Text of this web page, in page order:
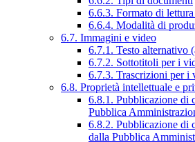
6.6.3. Formato di
6.6.4. Modalità di
6.7. Immagini e video
6.7.1. Testo alternativo
6.7.2. Sottotitoli per i
6.7.3. Trascrizioni per i
6.8. Proprietà intellettuale e
6.8.1. Pubblicazione di
Pubblica
6.8.2. Pubblicazione di
dalla Pubblica